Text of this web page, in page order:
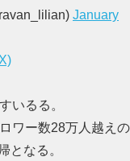
January
いるる。
ワー数28万人越えの
となる。